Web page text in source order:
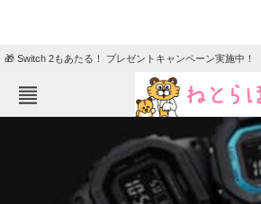
🎁 Switch 2もあたる！ プレゼントキャンペーン実施中！
ニュース
クイズ